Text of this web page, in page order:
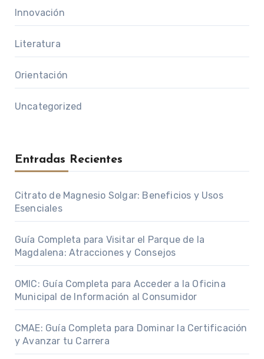
Innovación
Literatura
Orientación
Uncategorized
Entradas Recientes
Citrato de Magnesio Solgar: Beneficios y Usos
Esenciales
Guía Completa para Visitar el Parque de la
Magdalena: Atracciones y Consejos
OMIC: Guía Completa para Acceder a la Oficina
Municipal de Información al Consumidor
CMAE: Guía Completa para Dominar la Certificación
y Avanzar tu Carrera